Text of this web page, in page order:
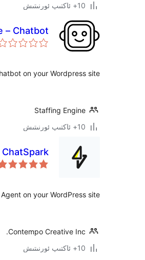
10+ ئاكتىپ ئورنىتىش
– Chatbot
on your Wordpress site
Staffing Engine
10+ ئاكتىپ ئورنىتىش
ChatSpark
on your WordPress site.
Contempo Creative Inc.
10+ ئاكتىپ ئورنىتىش